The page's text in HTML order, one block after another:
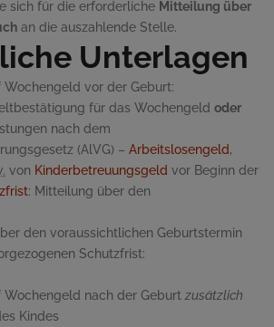
sich für die erforderliche Mitteilung über
an die auszahlende Stelle.
Unterlagen
Wochengeld vor der Geburt:
für das Wochengeld oder
nach dem
(AlVG) – Arbeitslosengeld,
von Kinderbetreuungsgeld vor Beginn der
: Mitteilung über den
den voraussichtlichen Geburtstermin
Schutzfrist:
Wochengeld nach der Geburt zusätzlich
Kindes